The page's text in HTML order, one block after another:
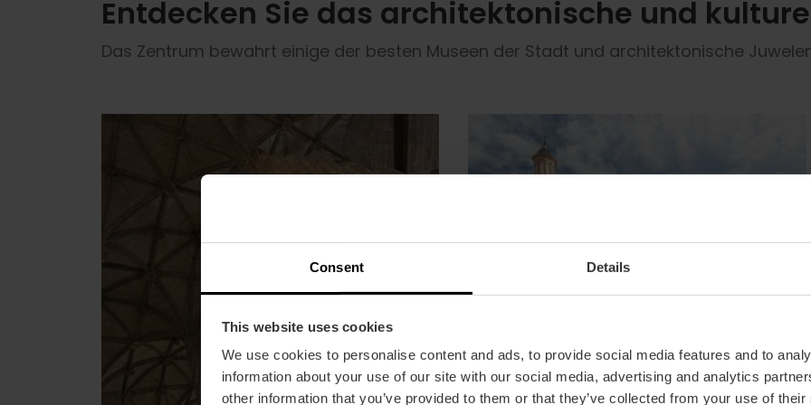
Consent Details
This website uses cookies
We use cookies to personalise content and ads, to provide social media features and to
information about your use of our site with our social media, advertising and analytics
other information that you’ve provided to them or that they’ve collected from your use of
Entdecken Sie das architektonische und
Das Zentrum bewahrt einige der besten Museen der Stadt und architektonische